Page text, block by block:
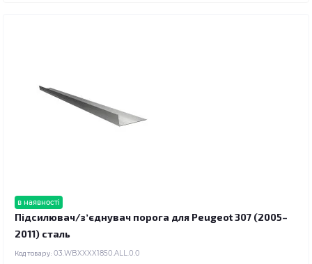
в наявності
Підсилювач/зʼєднувач порога для Peugeot 307 (2005–
2011) сталь
Код товару: 03.WBXXXX1850.ALL.0.0